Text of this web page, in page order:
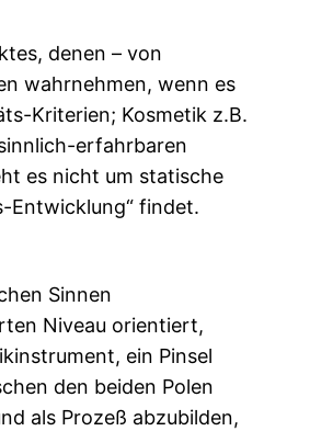
denen – von
wahrnehmen, wenn es
Kriterien; Kosmetik z.B.
erfahrbaren
es nicht um statische
Entwicklung“ findet.
Sinnen
Niveau orientiert,
ein Pinsel
den beiden Polen
als Prozeß abzubilden,